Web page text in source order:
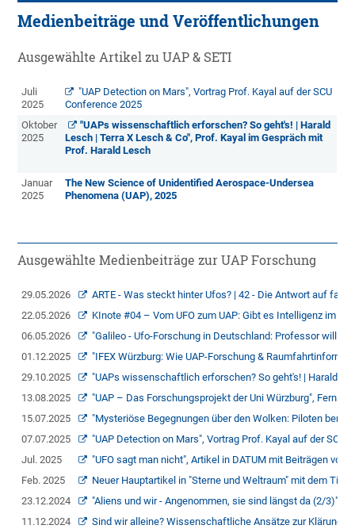
Medienbeiträge und Veröffentlichungen
Ausgewählte Artikel zu UAP & SETI
Juli
2025
"UAP Detection on Mars", Vortrag Prof. Kayal auf der SCU
Conference 2025
Oktober
2025
"UAPs wissenschaftlich erforschen? So geht's! | Harald
Lesch | Terra X Lesch & Co", Prof. Kayal im Gespräch mit
Prof. Harald Lesch
Januar
2025
The New Science of Unidentified Aerospace-Undersea
Phenomena (UAP), 2025
Ausgewählte Medienbeiträge zur UAP Forschung
29.05.2026
ARTE - Was steckt hinter Ufos? | 42 - Die Antwort auf fast
22.05.2026
KInote #04 – Vom UFO zum UAP: Gibt es Intelligenz im
06.05.2026
"Galileo - Ufo-Forschung in Deutschland: Professor will
01.12.2025
"IFEX Würzburg: Wie UAP-Forschung &
29.10.2025
"UAPs wissenschaftlich erforschen? So geht's! | Harald
13.08.2025
"UAP – Das Forschungsprojekt der Uni Würzburg",
15.07.2025
"Mysteriöse Begegnungen über den Wolken: Piloten
07.07.2025
"UAP Detection on Mars", Vortrag Prof. Kayal auf der SCU
Jul. 2025
"UFO sagt man nicht", Artikel in DATUM mit Beiträgen von
Feb. 2025
Neuer Hauptartikel in "Sterne und Weltraum" mit dem
23.12.2024
"Aliens und wir - Angenommen, sie sind längst da (2/3)",
11.12.2024
Sind wir alleine? Wissenschaftliche Ansätze zur Klärung